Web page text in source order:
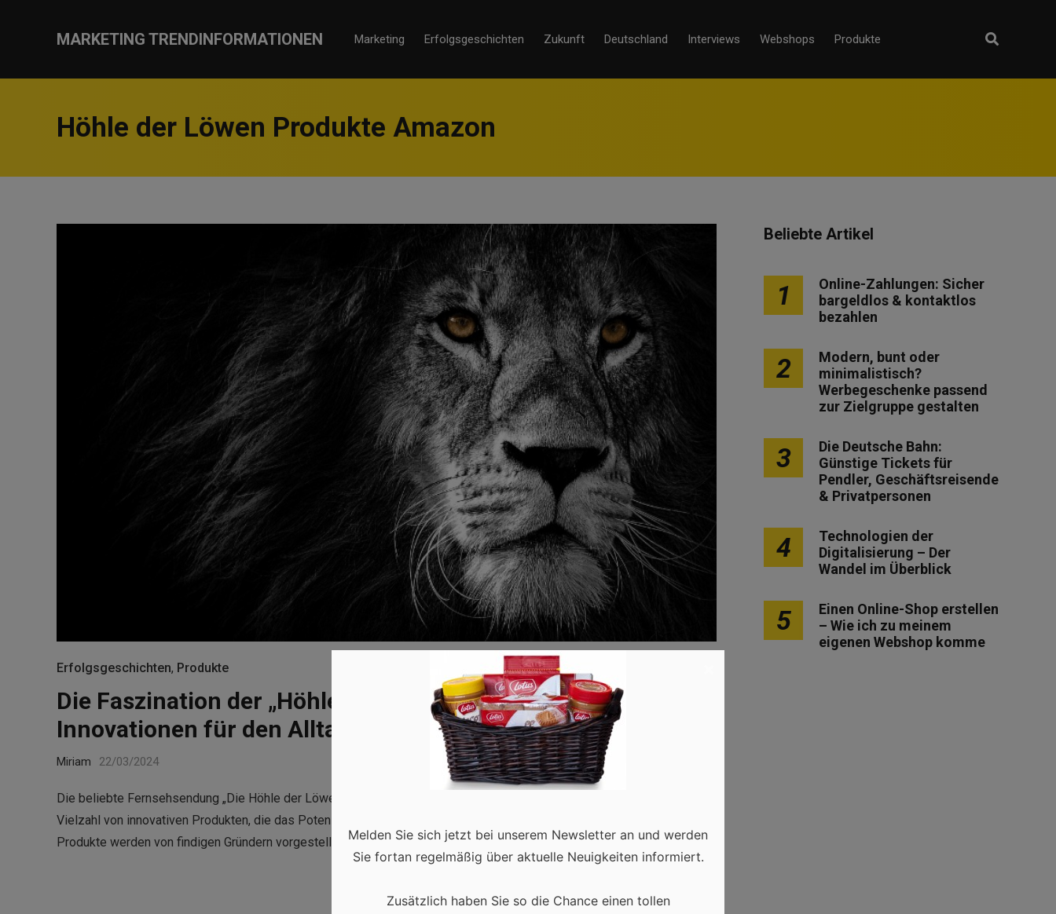
MARKETING TRENDINFORMATIONEN Marketing Erfolgsgeschichten Zukunft Deutschland Interviews Webshops Produkte
Höhle der Löwen Produkte Amazon
Erfolgsgeschichten, Produkte
Die Faszination der „Höhle der Löwen“ Produkte:
Innovationen für den Alltag
Miriam 22/03/2024
Die beliebte Fernsehsendung „Die Höhle der Löwen“ hat nicht nur Unterhaltungswert, sondern präsentiert auch eine
Vielzahl von innovativen Produkten, die das Potenzial haben, den Alltag von Verbrauchern zu verbessern. Diese
Produkte werden von findigen Gründern vorgestellt, die in der Hoffnung …Read more
Beliebte Artikel
1
Online-Zahlungen: Sicher
bargeldlos & kontaktlos
bezahlen
2
Modern, bunt oder
minimalistisch?
Werbegeschenke passend
zur Zielgruppe gestalten
3
Die Deutsche Bahn:
Günstige Tickets für
Pendler, Geschäftsreisende
& Privatpersonen
4
Technologien der
Digitalisierung – Der
Wandel im Überblick
5
Einen Online-Shop erstellen
– Wie ich zu meinem
eigenen Webshop komme
Melden Sie sich jetzt bei unserem Newsletter an und werden
Sie fortan regelmäßig über aktuelle Neuigkeiten informiert.
Zusätzlich haben Sie so die Chance einen tollen